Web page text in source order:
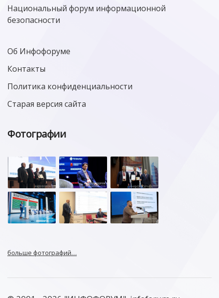
Национальный форум информационной
безопасности
Об Инфофоруме
Контакты
Политика конфиденциальности
Старая версия сайта
Фотографии
больше фотографий…